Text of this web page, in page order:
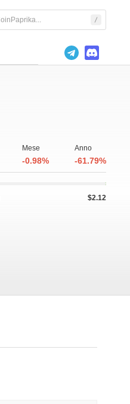
Mese
-0.98%
Anno
-61.79%
$2.12